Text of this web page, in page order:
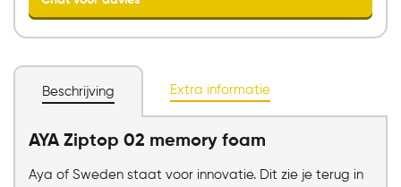
Beschrijving Extra informatie
AYA Ziptop 02 memory foam
Aya of Sweden staat voor innovatie. Dit zie je terug in